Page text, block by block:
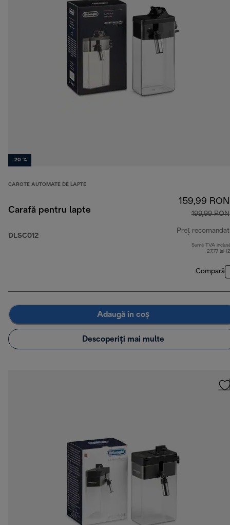
-20 %
CAROTE AUTOMATE DE LAPTE
Carafă pentru lapte
DLSC012
159,99 RON
199,99 RON
Preț recomandat
Sumă TVA
27,77 lei
Compară
Adaugă în coș
Descoperiți mai multe